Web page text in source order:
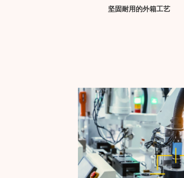
坚固耐用的外箱工艺
工厂自动化